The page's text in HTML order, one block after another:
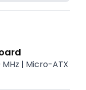
MHz | Micro-ATX